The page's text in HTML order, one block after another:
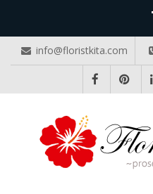
info@floristkita.com